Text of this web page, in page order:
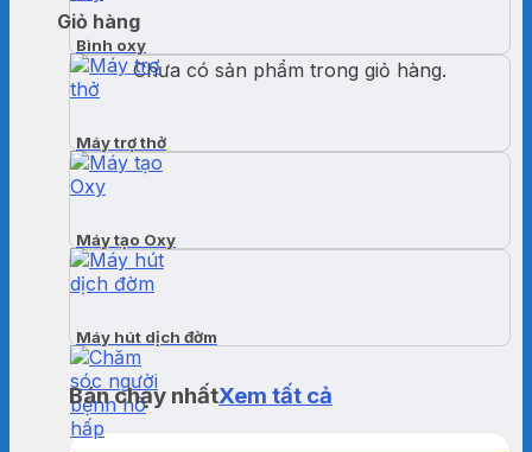
Giỏ hàng
Chưa có sản phẩm trong giỏ hàng.
Bình oxy
Máy trợ thở
Máy tạo Oxy
Máy hút dịch đờm
Bán chạy nhấtXem tất cả